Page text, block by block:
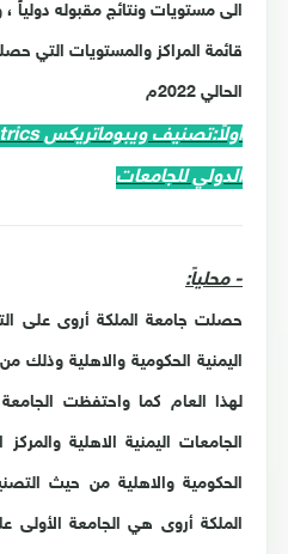
الى مستويات ونتائج مقبوله دولياً ،
قائمة المراكز والمستويات التي
الحالي 2022م
الدولي للجامعات
- محلياً:
حصلت جامعة الملكة أروى على
اليمنية الحكومية والاهلية وذلك
لهذا العام كما واحتفظت
الجامعات اليمنية الاهلية
الحكومية والاهلية من حيث
الملكة أروى هي الجامعة